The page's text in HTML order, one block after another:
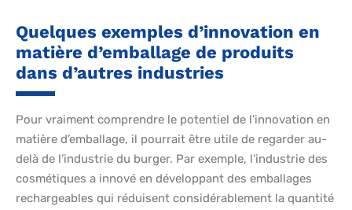
Quelques exemples d’innovation en
matière d’emballage de produits
dans d’autres industries
Pour vraiment comprendre le potentiel de l’innovation en
matière d’emballage, il pourrait être utile de regarder au-
delà de l’industrie du burger. Par exemple, l’industrie des
cosmétiques a innové en développant des emballages
rechargeables qui réduisent considérablement la quantité